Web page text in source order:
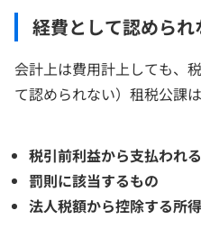
経費として認めら
会計上は費用計上しても、
て認められない）租税公課
税引前利益から支払われ
罰則に該当するもの
法人税額から控除する所